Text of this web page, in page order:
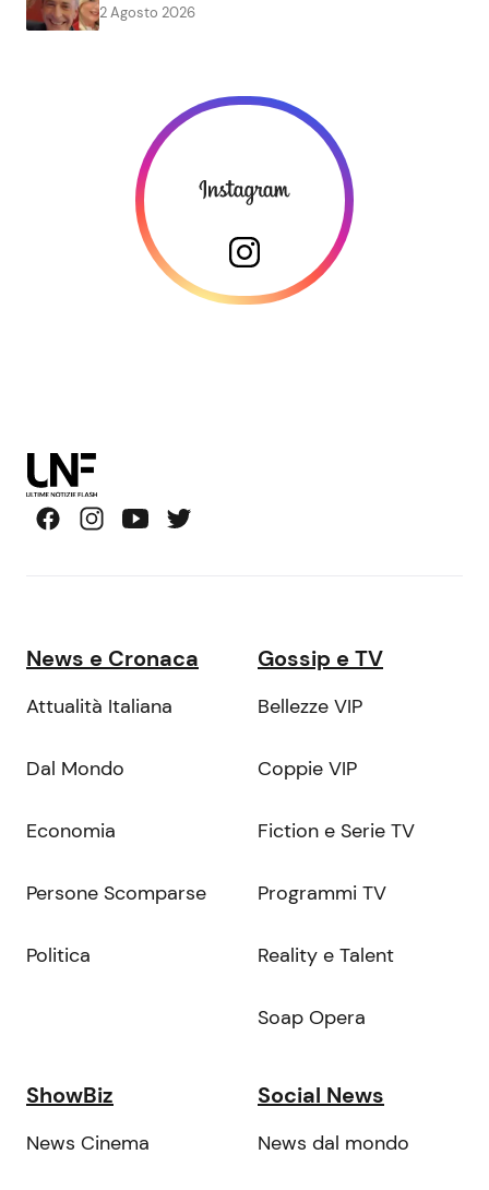
2 Agosto 2026
News e Cronaca
Attualità Italiana
Dal Mondo
Economia
Persone Scomparse
Politica
Gossip e TV
Bellezze VIP
Coppie VIP
Fiction e Serie TV
Programmi TV
Reality e Talent
Soap Opera
ShowBiz
News Cinema
Social News
News dal mondo